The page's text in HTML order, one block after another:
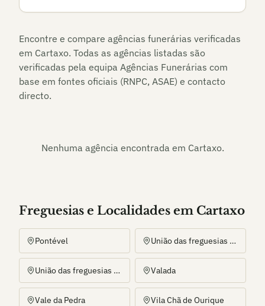
Encontre e compare agências funerárias verificadas
em Cartaxo. Todas as agências listadas são
verificadas pela equipa Agências Funerárias com
base em fontes oficiais (RNPC, ASAE) e contacto
directo.
Nenhuma agência encontrada em Cartaxo.
Freguesias e Localidades em Cartaxo
Pontével União das freguesias de Ereira e Lapa
União das freguesias do Cartaxo e Vale da Pinta Valada
Vale da Pedra Vila Chã de Ourique